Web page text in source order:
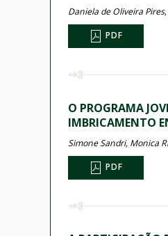
Daniela de Oliveira
PDF
O PROGRAMA
IMBRICAMENTO
Simone Sandri, Monica
PDF